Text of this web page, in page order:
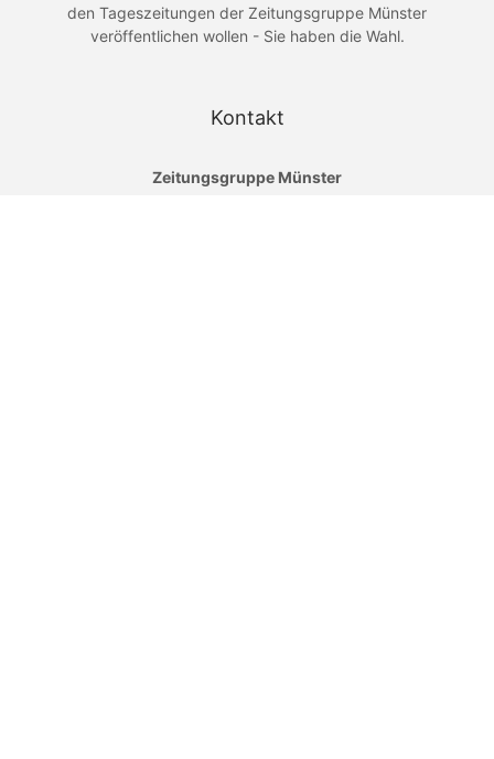
den Tageszeitungen der Zeitungsgruppe Münster
veröffentlichen wollen - Sie haben die Wahl.
Kontakt
Zeitungsgruppe Münster